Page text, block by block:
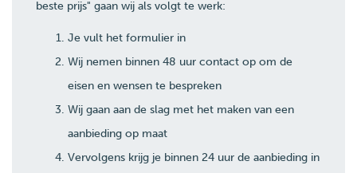
beste prijs" gaan wij als volgt te werk:
Je vult het formulier in
Wij nemen binnen 48 uur contact op om de
eisen en wensen te bespreken
Wij gaan aan de slag met het maken van een
aanbieding op maat
Vervolgens krijg je binnen 24 uur de aanbieding in